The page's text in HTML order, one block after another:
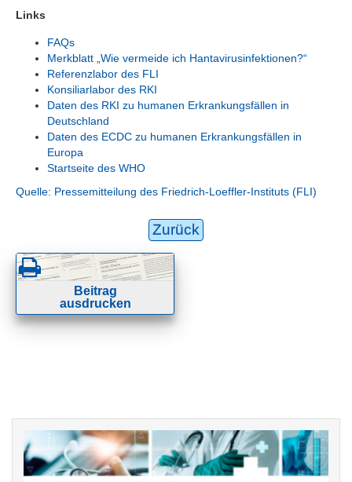
Links
FAQs
Merkblatt „Wie vermeide ich Hantavirusinfektionen?“
Referenzlabor des FLI
Konsiliarlabor des RKI
Daten des RKI zu humanen Erkrankungsfällen in
Deutschland
Daten des ECDC zu humanen Erkrankungsfällen in
Europa
Startseite des WHO
Quelle: Pressemitteilung des Friedrich-Loeffler-Instituts (FLI)
Zurück
Beitrag
ausdrucken